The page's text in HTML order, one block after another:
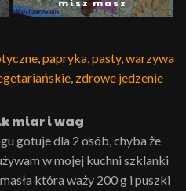
misz masz
,papryka,pasty,warzywa
, zdrowe jedzenie
miar i wag
gotuje dla 2 osób, chyba że
w mojej kuchni szklanki
która waży 200 g i puszki